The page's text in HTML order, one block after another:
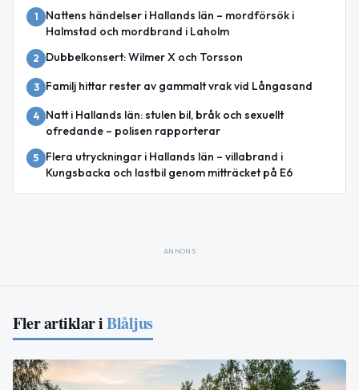
1
Nattens händelser i Hallands län – mordförsök i
Halmstad och mordbrand i Laholm
2 Dubbelkonsert: Wilmer X och Torsson
3 Familj hittar rester av gammalt vrak vid Långasand
4
Natt i Hallands län: stulen bil, bråk och sexuellt
ofredande – polisen rapporterar
5
Flera utryckningar i Hallands län – villabrand i
Kungsbacka och lastbil genom mitträcket på E6
ANNONS
Fler artiklar iBlåljus